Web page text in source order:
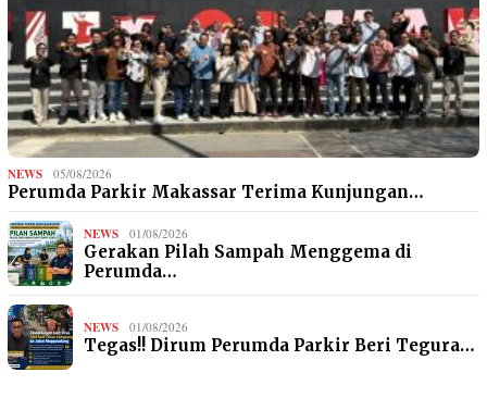
NEWS 05/08/2026
Perumda Parkir Makassar Terima Kunjungan…
NEWS 01/08/2026
Gerakan Pilah Sampah Menggema di
Perumda…
NEWS 01/08/2026
Tegas!! Dirum Perumda Parkir Beri Tegura…